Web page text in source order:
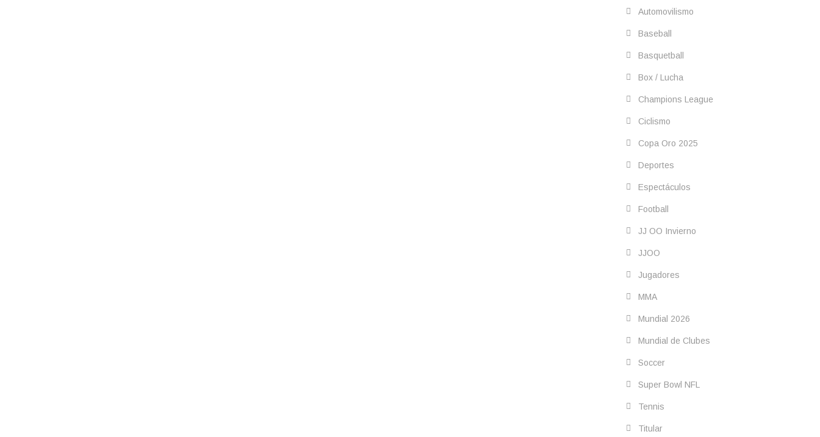
Automovilismo
Baseball
Basquetball
Box / Lucha
Champions League
Ciclismo
Copa Oro 2025
Deportes
Espectáculos
Football
JJ OO Invierno
JJOO
Jugadores
MMA
Mundial 2026
Mundial de Clubes
Soccer
Super Bowl NFL
Tennis
Titular